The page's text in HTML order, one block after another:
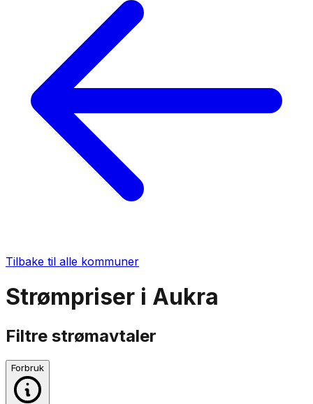
Tilbake til alle kommuner
Strømpriser i Aukra
Filtre strømavtaler
Forbruk